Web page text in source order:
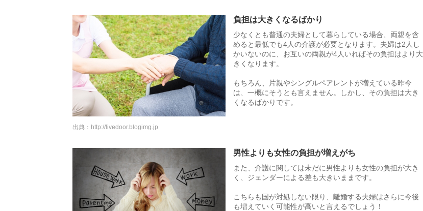
負担は大きくなるばかり
少なくとも普通の夫婦として暮らしている場合、両親を含
めると最低でも4人の介護が必要となります。夫婦は2人し
かいないのに、お互いの両親が4人いればその負担はより大
きくなります。
もちろん、片親やシングルペアレントが増えている昨今
は、一概にそうとも言えません。しかし、その負担は大き
くなるばかりです。
出典： http://livedoor.blogimg.jp
男性よりも女性の負担が増えがち
また、介護に関しては未だに男性よりも女性の負担が大き
く、ジェンダーによる差も大きいままです。
こちらも国が対処しない限り、離婚する夫婦はさらに今後
も増えていく可能性が高いと言えるでしょう！